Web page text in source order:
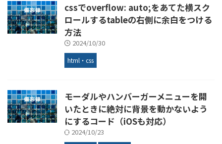
cssでoverflow: auto;をあてた横スク
ロールするtableの右側に余白をつける
方法
2024/10/30
html・css
モーダルやハンバーガーメニューを開
いたときに絶対に背景を動かないよう
にするコード（iOSも対応）
2024/10/23